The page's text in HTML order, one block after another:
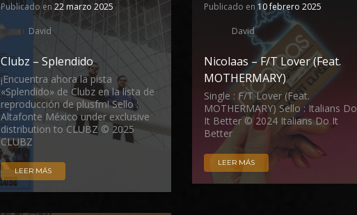
Publicado en22 marzo 2025
David
Clubz – Splendido
¡Encuentra ahora la pista
«Splendido» de Clubz en la lista de
reproducción de plusfm! Sello :
Altafonte México under exclusive
distribution to CLUBZ © 2025
CLUBZ
LEER MÁS
Publicado en 10 febrero 2025
David
Nicolaas – F/T Lover (Feat.
MOTHERMARY)
Single : F/T Lover (Feat.
MOTHERMARY) Sello : Italians Do
It Better © 2024 Italians Do It
Better
LEER MÁS